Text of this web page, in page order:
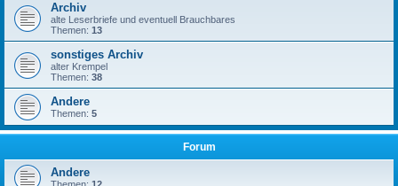
Archiv
alte Leserbriefe und eventuell Brauchbares
Themen: 13
sonstiges Archiv
alter Krempel
Themen: 38
Andere
Themen: 5
Forum
Andere